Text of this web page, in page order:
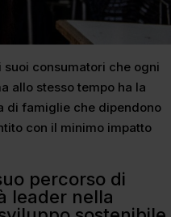
consumatori che ogni
allo stesso tempo ha la
di famiglie che dipendono
con il minimo impatto
percorso di
leader nella